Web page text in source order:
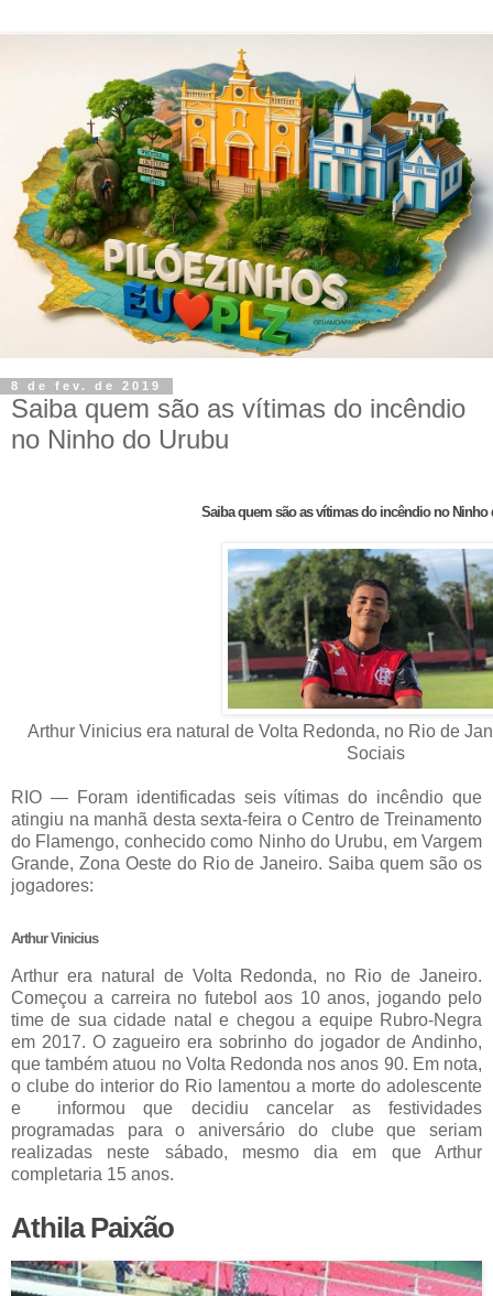
8 de fev. de 2019
Saiba quem são as vítimas do incêndio
no Ninho do Urubu
Saiba quem são as vítimas do incêndio no Ninho
Arthur Vinicius era natural de Volta Redonda, no Rio de
Sociais
RIO — Foram identificadas seis vítimas do incêndio que
atingiu na manhã desta sexta-feira o Centro de Treinamento
do Flamengo, conhecido como Ninho do Urubu, em Vargem
Grande, Zona Oeste do Rio de Janeiro. Saiba quem são os
jogadores:
Arthur Vinicius
Arthur era natural de Volta Redonda, no Rio de Janeiro.
Começou a carreira no futebol aos 10 anos, jogando pelo
time de sua cidade natal e chegou a equipe Rubro-Negra
em 2017. O zagueiro era sobrinho do jogador de Andinho,
que também atuou no Volta Redonda nos anos 90. Em nota,
o clube do interior do Rio lamentou a morte do adolescente
e informou que decidiu cancelar as festividades
programadas para o aniversário do clube que seriam
realizadas neste sábado, mesmo dia em que Arthur
completaria 15 anos.
Athila Paixão